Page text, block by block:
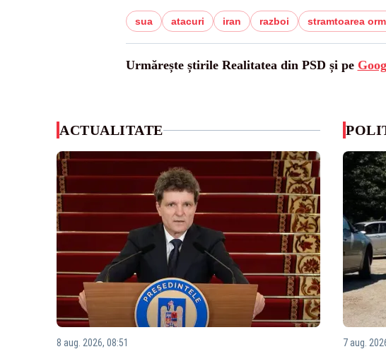
sua atacuri iran razboi stramtoarea
Urmărește știrile Realitatea din PSD și pe
ACTUALITATE
8 aug. 2026, 08:51 7 aug.